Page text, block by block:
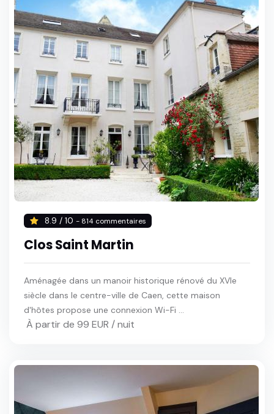
8.9 / 10 - 814 commentaires
Clos Saint Martin
Aménagée dans un manoir historique rénové du XVIe
siècle dans le centre-ville de Caen, cette maison
d'hôtes propose une connexion Wi-Fi ...
À partir de 99 EUR / nuit